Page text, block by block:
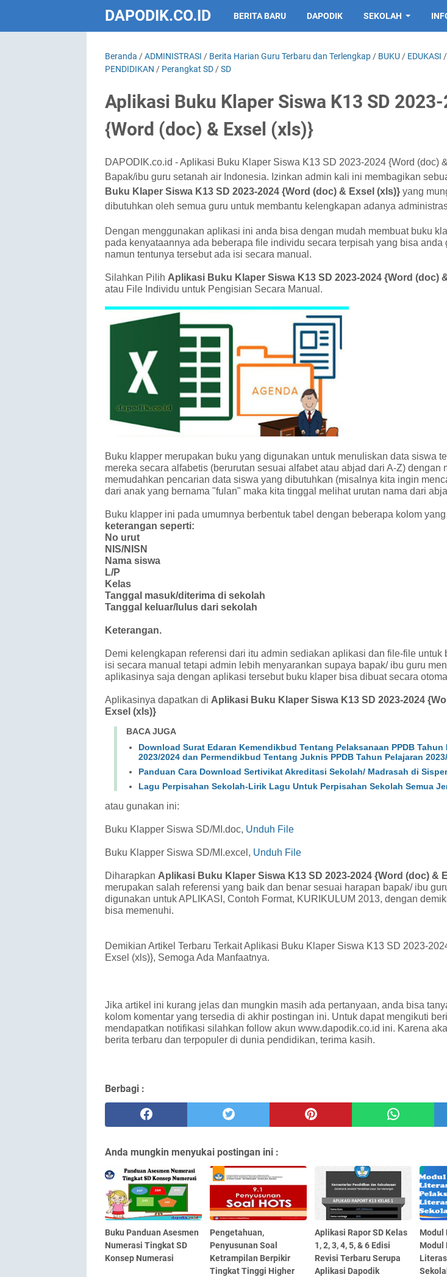
DAPODIK.CO.ID BERITA BARU DAPODIK SEKOLAH
Beranda /ADMINISTRASI / Berita Harian Guru Terbaru dan Terlengkap / BUKU / EDUKASI /
PENDIDIKAN / Perangkat SD /SD
Aplikasi Buku Klaper Siswa K13 SD
{Word (doc) & Exsel (xls)}
DAPODIK.co.id - Aplikasi Buku Klaper Siswa K13 SD 2023-2024 {Word (doc)
Bapak/ibu guru setanah air Indonesia. Izinkan admin kali ini membagikan
Buku Klaper Siswa K13 SD 2023-2024 {Word (doc) & Exsel (xls)} yang
dibutuhkan oleh semua guru untuk membantu kelengkapan adanya
Dengan menggunakan aplikasi ini anda bisa dengan mudah membuat buku
pada kenyataannya ada beberapa file individu secara terpisah yang bisa anda
namun tentunya tersebut ada isi secara manual.
Silahkan Pilih Aplikasi Buku Klaper Siswa K13 SD 2023-2024 {Word (doc)
atau File Individu untuk Pengisian Secara Manual.
Buku klapper merupakan buku yang digunakan untuk menuliskan data siswa
mereka secara alfabetis (berurutan sesuai alfabet atau abjad dari A-Z) dengan
memudahkan pencarian data siswa yang dibutuhkan (misalnya kita ingin
dari anak yang bernama "fulan" maka kita tinggal melihat urutan nama dari
Buku klapper ini pada umumnya berbentuk tabel dengan beberapa kolom
keterangan seperti:
No urut
NIS/NISN
Nama siswa
L/P
Kelas
Tanggal masuk/diterima di sekolah
Tanggal keluar/lulus dari sekolah
Keterangan.
Demi kelengkapan referensi dari itu admin sediakan aplikasi dan file-file untuk
isi secara manual tetapi admin lebih menyarankan supaya bapak/ ibu guru
aplikasinya saja dengan aplikasi tersebut buku klaper bisa dibuat secara
Aplikasinya dapatkan di Aplikasi Buku Klaper Siswa K13 SD 2023-2024
Exsel (xls)}
BACA JUGA
Download Surat Edaran Kemendikbud Tentang Pelaksanaan PPDB Tahun
2023/2024 dan Permendikbud Tentang Juknis PPDB Tahun Pelajaran
Panduan Cara Download Sertivikat Akreditasi Sekolah/ Madrasah di
Lagu Perpisahan Sekolah-Lirik Lagu Untuk Perpisahan Sekolah Semua
atau gunakan ini:
Buku Klapper Siswa SD/MI.doc, Unduh File
Buku Klapper Siswa SD/MI.excel, Unduh File
Diharapkan Aplikasi Buku Klaper Siswa K13 SD 2023-2024 {Word (doc) &
merupakan salah referensi yang baik dan benar sesuai harapan bapak/ ibu
digunakan untuk APLIKASI, Contoh Format, KURIKULUM 2013, dengan
bisa memenuhi.
Demikian Artikel Terbaru Terkait Aplikasi Buku Klaper Siswa K13 SD 2023-
Exsel (xls)}, Semoga Ada Manfaatnya.
Jika artikel ini kurang jelas dan mungkin masih ada pertanyaan, anda bisa
kolom komentar yang tersedia di akhir postingan ini. Untuk dapat mengikuti
mendapatkan notifikasi silahkan follow akun www.dapodik.co.id ini. Karena
berita terbaru dan terpopuler di dunia pendidikan, terima kasih.
Berbagi :
Anda mungkin menyukai postingan ini :
Buku Panduan Asesmen
Numerasi Tingkat SD
Konsep Numerasi
Pengetahuan,
Penyusunan Soal
Ketrampilan Berpikir
Tingkat Tinggi Higher
Aplikasi Rapor SD Kelas
1, 2, 3, 4, 5, & 6 Edisi
Revisi Terbaru Serupa
Aplikasi Dapodik
Modul
Modul